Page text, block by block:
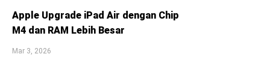
Apple Upgrade iPad Air dengan Chip
M4 dan RAM Lebih Besar
Mar 3, 2026